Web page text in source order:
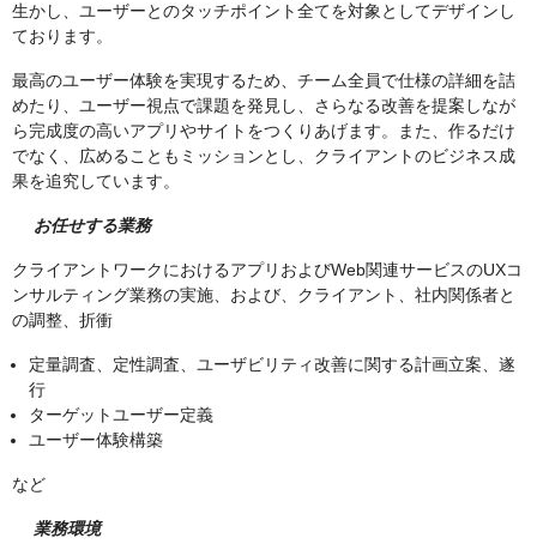
生かし、ユーザーとのタッチポイント全てを対象としてデザインし
ております。
最高のユーザー体験を実現するため、チーム全員で仕様の詳細を詰
めたり、ユーザー視点で課題を発見し、さらなる改善を提案しなが
ら完成度の高いアプリやサイトをつくりあげます。また、作るだけ
でなく、広めることもミッションとし、クライアントのビジネス成
果を追究しています。
お任せする業務
クライアントワークにおけるアプリおよびWeb関連サービスのUXコ
ンサルティング業務の実施、および、クライアント、社内関係者と
の調整、折衝
定量調査、定性調査、ユーザビリティ改善に関する計画立案、遂
行
ターゲットユーザー定義
ユーザー体験構築
など
業務環境